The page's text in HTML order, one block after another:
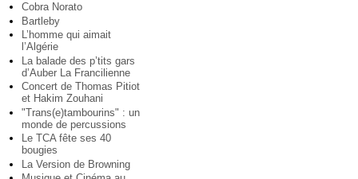
Cobra Norato
Bartleby
L’homme qui aimait
l’Algérie
La balade des p’tits gars
d’Auber La Francilienne
Concert de Thomas Pitiot
et Hakim Zouhani
"Trans(e)tambourins" : un
monde de percussions
Le TCA fête ses 40
bougies
La Version de Browning